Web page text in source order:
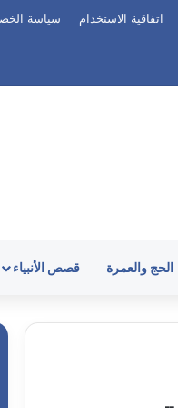
اتفاقية الاستخدام سياسة
الحج والعمرة قصص الأنبياء